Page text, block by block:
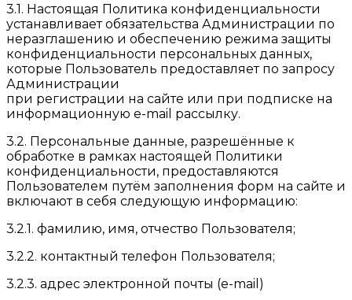
3.1. Настоящая Политика конфиденциальности
устанавливает обязательства Администрации по
неразглашению и обеспечению режима защиты
конфиденциальности персональных данных,
которые Пользователь предоставляет по запросу
Администрации
при регистрации на сайте или при подписке на
информационную e-mail рассылку.
3.2. Персональные данные, разрешённые к
обработке в рамках настоящей Политики
конфиденциальности, предоставляются
Пользователем путём заполнения форм на сайте и
включают в себя следующую информацию:
3.2.1. фамилию, имя, отчество Пользователя;
3.2.2. контактный телефон Пользователя;
3.2.3. адрес электронной почты (e-mail)